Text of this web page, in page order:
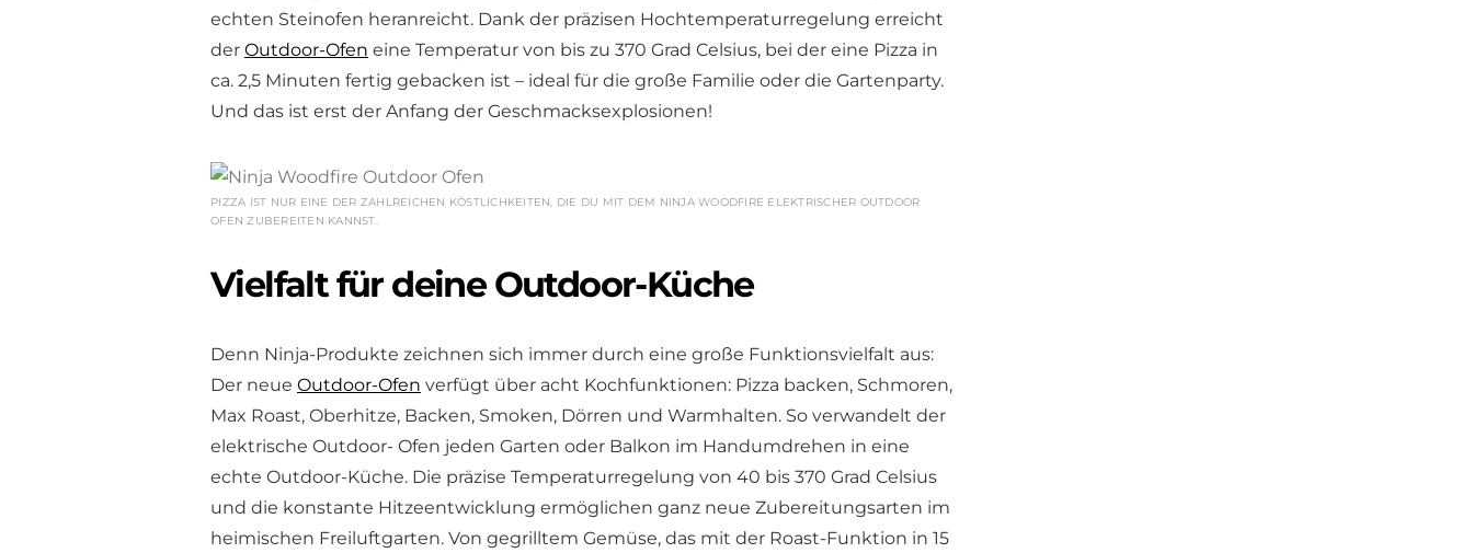
echten Steinofen heranreicht. Dank der präzisen Hochtemperaturregelung erreicht
der Outdoor-Ofen eine Temperatur von bis zu 370 Grad Celsius, bei der eine Pizza in
ca. 2,5 Minuten fertig gebacken ist – ideal für die große Familie oder die Gartenparty.
Und das ist erst der Anfang der Geschmacksexplosionen!
PIZZA IST NUR EINE DER ZAHLREICHEN KÖSTLICHKEITEN, DIE DU MIT DEM NINJA WOODFIRE ELEKTRISCHER OUTDOOR
OFEN ZUBEREITEN KANNST.
Vielfalt für deine Outdoor-Küche
Denn Ninja-Produkte zeichnen sich immer durch eine große Funktionsvielfalt aus:
Der neue Outdoor-Ofen verfügt über acht Kochfunktionen: Pizza backen, Schmoren,
Max Roast, Oberhitze, Backen, Smoken, Dörren und Warmhalten. So verwandelt der
elektrische Outdoor- Ofen jeden Garten oder Balkon im Handumdrehen in eine
echte Outdoor-Küche. Die präzise Temperaturregelung von 40 bis 370 Grad Celsius
und die konstante Hitzeentwicklung ermöglichen ganz neue Zubereitungsarten im
heimischen Freiluftgarten. Von gegrilltem Gemüse, das mit der Roast-Funktion in 15